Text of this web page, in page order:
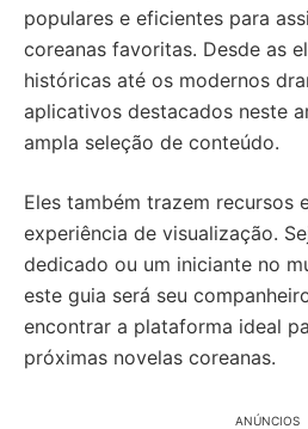
populares e eficientes para
coreanas favoritas. Desde as
históricas até os modernos
aplicativos destacados neste
ampla seleção de conteúdo.
Eles também trazem recursos
experiência de visualização.
dedicado ou um iniciante no
este guia será seu
encontrar a plataforma ideal
próximas novelas coreanas.
ANÚNCIOS